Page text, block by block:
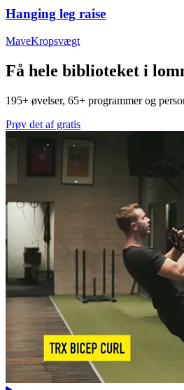
Hanging leg raise
MaveKropsvægt
Få hele biblioteket i
195+ øvelser, 65+ programmer og
Prøv det af gratis